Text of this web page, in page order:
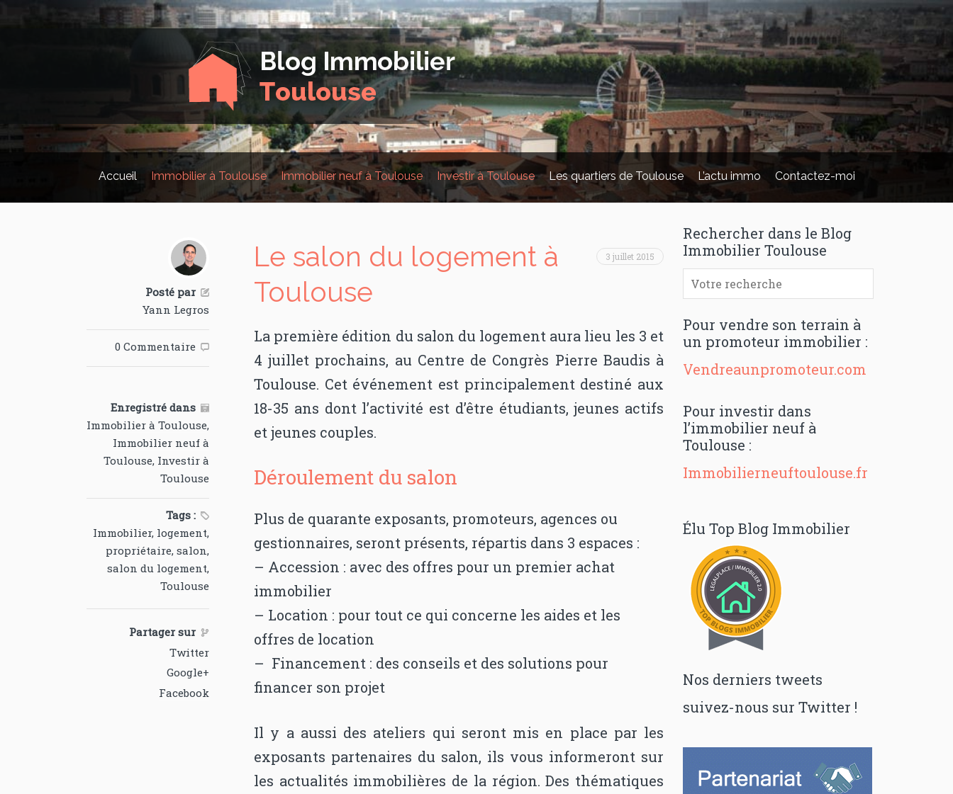
Accueil Immobilier à Toulouse Immobilier neuf à Toulouse Investir à Toulouse Les quartiers de Toulouse L’actu immo Contactez-moi
Posté par 
Yann Legros
0 Commentaire 
Enregistré dans 
Immobilier à Toulouse,
Immobilier neuf à
Toulouse, Investir à
Toulouse
Tags : 
Immobilier, logement,
propriétaire,salon,
salon du logement,
Toulouse
Le salon du logement à
Toulouse
3 juillet 2015
La première édition du salon du logement aura lieu les 3 et
4 juillet prochains, au Centre de Congrès Pierre Baudis à
Toulouse. Cet événement est principalement destiné aux
18-35 ans dont l’activité est d’être étudiants, jeunes actifs
et jeunes couples.
Déroulement du salon
Plus de quarante exposants, promoteurs, agences ou
gestionnaires, seront présents, répartis dans 3 espaces :
– Accession : avec des offres pour un premier achat
immobilier
– Location : pour tout ce qui concerne les aides et les
offres de location
– Financement : des conseils et des solutions pour
financer son projet
Il y a aussi des ateliers qui seront mis en place par les
exposants partenaires du salon, ils vous informeront sur
les actualités immobilières de la région. Des thématiques
Partager sur 
Twitter
Google+
Facebook
Rechercher dans le Blog
Immobilier Toulouse
Pour vendre son terrain à
un promoteur immobilier :
Vendreaunpromoteur.com
Pour investir dans
l’immobilier neuf à
Toulouse :
Immobilierneuftoulouse.fr
Élu Top Blog Immobilier
Nos derniers tweets
suivez-nous sur Twitter !